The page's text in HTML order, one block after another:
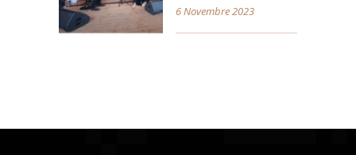
6 Novembre 2023